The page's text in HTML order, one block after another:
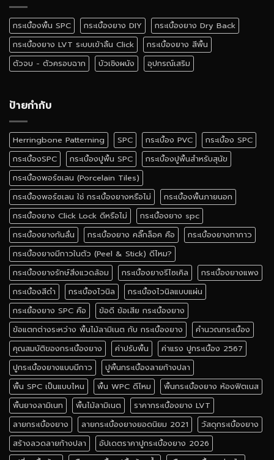
สี
ไหน
ดี
กระเบื้องพื้น SPC กระเบื้องยาง DIY
กระเบื้องยาง Dry Back
กระเบื้องยาง LVT ระบบเข้าลิ้น Click
กระเบื้องยาง สีพื้น
ตัวจบ - ตัวครอบฉาก
บัวเชิงผนัง อุปกรณ์เสริม
ป้ายกำกับ
Herringbone Patterning SPC กระเบื้อง PVC
กระเบื้อง SPC
กระเบื้องSPC
กระเบื้องปูพื้น SPC
กระเบื้องปูพื้นสำหรับสุนัข
กระเบื้องพอร์ซเลน (Porcelain Tiles)
กระเบื้องพอร์ซเลน ใช่ กระเบื้องยางหรือไม่
กระเบื้องพื้นภายนอก
กระเบื้องยาง Click Lock ดีหรือไม่
กระเบื้องยาง spc
กระเบื้องยางกันลื่น
กระเบื้องยาง คลิ๊กล็อค คือ
กระเบื้องยางทากาว
กระเบื้องยางมีกาวในตัว (Peel & Stick) ดีไหม?
กระเบื้องยางรักษ์สิ่งแวดล้อม
กระเบื้องยางรีไซเคิล
กระเบื้องยางแพง
กระเบื้องสีดำ
กระเบื้องไวนิล
กระเบื้องไวนิลแบบแผ่น
กระเยื้องยาง SPC คือ
ข้อดี ข้อเสีย กระเบื้องยาง
ข้อแตกต่างระหว่าง พื้นไม้ลามิเนต กับ กระเบื้องยาง
คำนวณกระเบื้อง
คุณสมบัติของกระเบื้องยาง
ค่าปรับพื้น
ค่าแรง ปูกระเบื้อง 2567
ปูกระเบื้องยางแบบมีกาว
ปูพื้นกระเบื้องลายก้างปลา
พื้น SPC เป็นแบบไหน
พื้น WPC ดีไหม
พื้นกระเบื้องยาง ห้องฟิตเนส
พื้นยางลามิเนท
พื้นไม้ลามิเนต
ราคากระเบื้องยาง LVT
ลายกระเบื้องยาง
ลายกระเบื้องยางยอดนิยม 2021
วัสดุกระเบื้องยาง
สร้างลวดลายก้างปลา
อัปเดตราคาปูกระเบื้องยาง 2026